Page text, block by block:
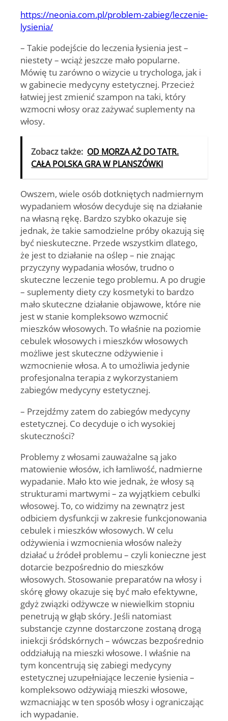
https://neonia.com.pl/problem-zabieg/leczenie-
lysienia/
– Takie podejście do leczenia łysienia jest –
niestety – wciąż jeszcze mało popularne.
Mówię tu zarówno o wizycie u trychologa, jak i
w gabinecie medycyny estetycznej. Przecież
łatwiej jest zmienić szampon na taki, który
wzmocni włosy oraz zażywać suplementy na
włosy.
Zobacz także: OD MORZA AŻ DO TATR.
CAŁA POLSKA GRA W PLANSZÓWKI
Owszem, wiele osób dotkniętych nadmiernym
wypadaniem włosów decyduje się na działanie
na własną rękę. Bardzo szybko okazuje się
jednak, że takie samodzielne próby okazują się
być nieskuteczne. Przede wszystkim dlatego,
że jest to działanie na oślep – nie znając
przyczyny wypadania włosów, trudno o
skuteczne leczenie tego problemu. A po drugie
– suplementy diety czy kosmetyki to bardzo
mało skuteczne działanie objawowe, które nie
jest w stanie kompleksowo wzmocnić
mieszków włosowych. To właśnie na poziomie
cebulek włosowych i mieszków włosowych
możliwe jest skuteczne odżywienie i
wzmocnienie włosa. A to umożliwia jedynie
profesjonalna terapia z wykorzystaniem
zabiegów medycyny estetycznej.
– Przejdźmy zatem do zabiegów medycyny
estetycznej. Co decyduje o ich wysokiej
skuteczności?
Problemy z włosami zauważalne są jako
matowienie włosów, ich łamliwość, nadmierne
wypadanie. Mało kto wie jednak, że włosy są
strukturami martwymi – za wyjątkiem cebulki
włosowej. To, co widzimy na zewnątrz jest
odbiciem dysfunkcji w zakresie funkcjonowania
cebulek i mieszków włosowych. W celu
odżywienia i wzmocnienia włosów należy
działać u źródeł problemu – czyli konieczne jest
dotarcie bezpośrednio do mieszków
włosowych. Stosowanie preparatów na włosy i
skórę głowy okazuje się być mało efektywne,
gdyż związki odżywcze w niewielkim stopniu
penetrują w głąb skóry. Jeśli natomiast
substancje czynne dostarczone zostaną drogą
iniekcji śródskórnych – wówczas bezpośrednio
oddziałują na mieszki włosowe. I właśnie na
tym koncentrują się zabiegi medycyny
estetycznej uzupełniające leczenie łysienia –
kompleksowo odżywiają mieszki włosowe,
wzmacniając w ten sposób włosy i ograniczając
ich wypadanie.